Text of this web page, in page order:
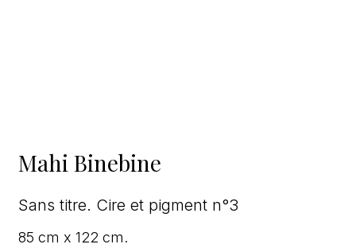
Mahi Binebine
Sans titre. Cire et pigment n°3
85 cm x 122 cm.